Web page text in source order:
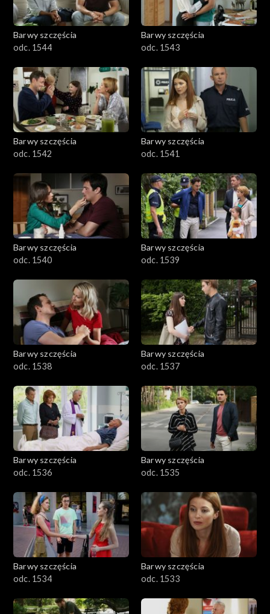
Barwy szczęścia
odc. 1544
Barwy szczęścia
odc. 1543
Barwy szczęścia
odc. 1542
Barwy szczęścia
odc. 1541
Barwy szczęścia
odc. 1540
Barwy szczęścia
odc. 1539
Barwy szczęścia
odc. 1538
Barwy szczęścia
odc. 1537
Barwy szczęścia
odc. 1536
Barwy szczęścia
odc. 1535
Barwy szczęścia
odc. 1534
Barwy szczęścia
odc. 1533